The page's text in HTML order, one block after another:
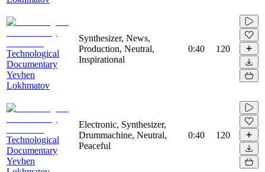
Technological
Documentary
Yevhen
Lokhmatov
Synthesizer, News,
Production, Neutral,
Inspirational
0:40 120
Technological
Documentary
Yevhen
Electronic, Synthesizer,
Drummachine, Neutral,
Peaceful
0:40 120